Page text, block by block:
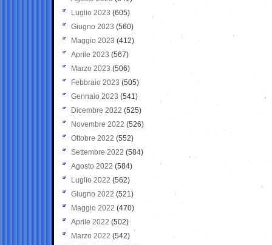
Luglio 2023 (605)
Giugno 2023 (560)
Maggio 2023 (412)
Aprile 2023 (567)
Marzo 2023 (506)
Febbraio 2023 (505)
Gennaio 2023 (541)
Dicembre 2022 (525)
Novembre 2022 (526)
Ottobre 2022 (552)
Settembre 2022 (584)
Agosto 2022 (584)
Luglio 2022 (562)
Giugno 2022 (521)
Maggio 2022 (470)
Aprile 2022 (502)
Marzo 2022 (542)